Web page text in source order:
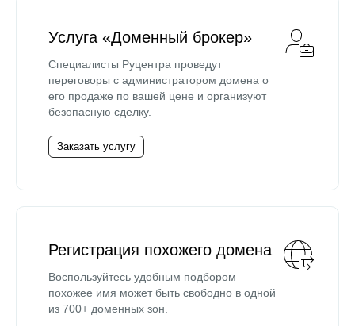
Услуга «Доменный брокер»
Специалисты Руцентра проведут
переговоры с администратором домена о
его продаже по вашей цене и организуют
безопасную сделку.
Заказать услугу
Регистрация похожего домена
Воспользуйтесь удобным подбором —
похожее имя может быть свободно в одной
из 700+ доменных зон.